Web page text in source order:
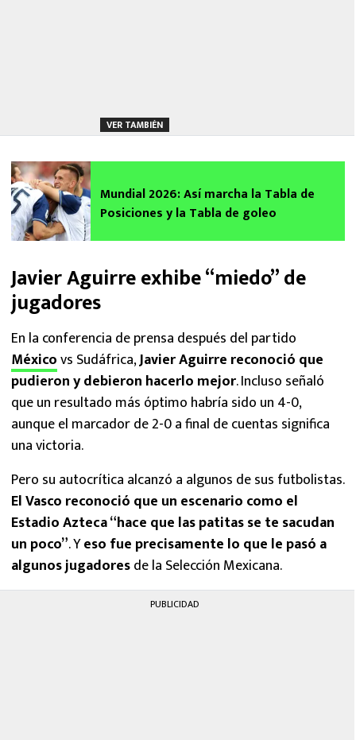
VER TAMBIÉN
Mundial 2026: Así marcha la Tabla de
Posiciones y la Tabla de goleo
Javier Aguirre exhibe “miedo” de
jugadores
En la conferencia de prensa después del partido
Méxicovs Sudáfrica,Javier Aguirre reconoció que
pudieron y debieron hacerlo mejor. Incluso señaló
que un resultado más óptimo habría sido un 4-0,
aunque el marcador de 2-0 a final de cuentas significa
una victoria.
Pero su autocrítica alcanzó a algunos de sus futbolistas.
El Vasco reconoció que un escenario como el
Estadio Azteca “hace que las patitas se te sacudan
un poco”. Yeso fue precisamente lo que le pasó a
algunos jugadoresde la Selección Mexicana.
PUBLICIDAD